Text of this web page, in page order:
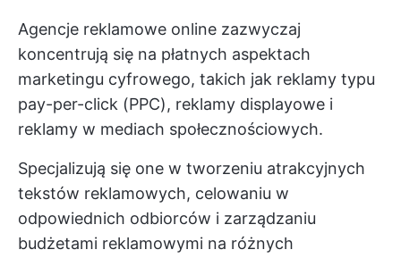
Agencje reklamowe online zazwyczaj
koncentrują się na płatnych aspektach
marketingu cyfrowego, takich jak reklamy typu
pay-per-click (PPC), reklamy displayowe i
reklamy w mediach społecznościowych.
Specjalizują się one w tworzeniu atrakcyjnych
tekstów reklamowych, celowaniu w
odpowiednich odbiorców i zarządzaniu
budżetami reklamowymi na różnych